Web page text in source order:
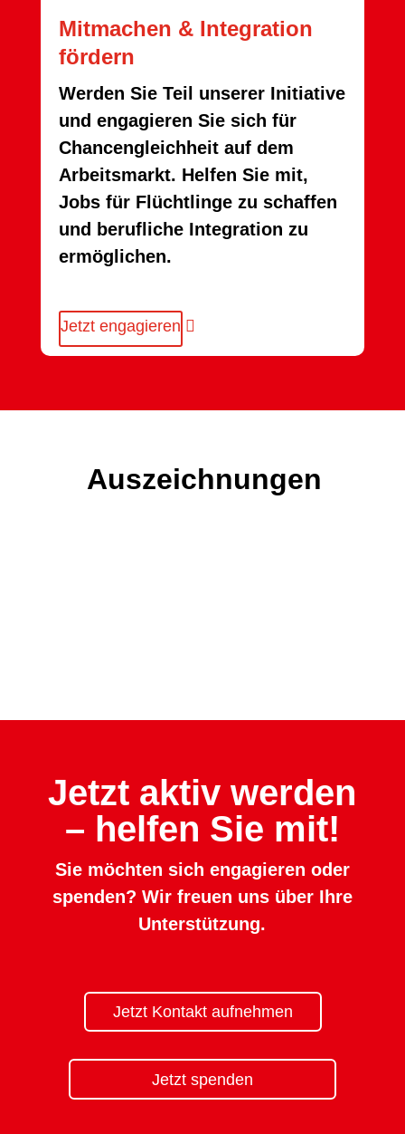
Mitmachen & Integration
fördern
Werden Sie Teil unserer Initiative
und engagieren Sie sich für
Chancengleichheit auf dem
Arbeitsmarkt. Helfen Sie mit,
Jobs für Flüchtlinge zu schaffen
und berufliche Integration zu
ermöglichen.
Jetzt engagieren
Auszeichnungen
Jetzt aktiv werden
– helfen Sie mit!
Sie möchten sich engagieren oder
spenden? Wir freuen uns über Ihre
Unterstützung.
Jetzt Kontakt aufnehmen
Jetzt spenden